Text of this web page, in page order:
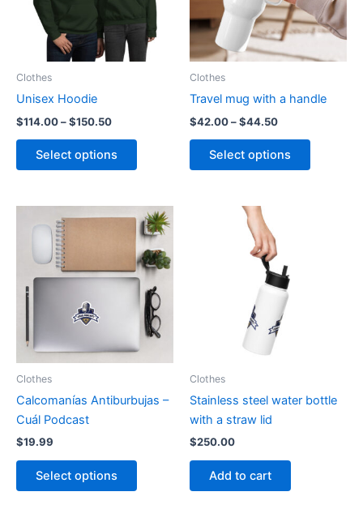
Clothes
Unisex Hoodie
$114.00–$150.50Price
through
Select options
This
variants.
The
options
may
be
chosen
on
the
page
Clothes
Travel mug with a handle
$42.00–$44.50Price
through
Select options
This
page
Clothes
Calcomanías Antiburbujas –
Cuál Podcast
$19.99
Select options
This
Clothes
Stainless steel water bottle
with a straw lid
$250.00
Add to cart